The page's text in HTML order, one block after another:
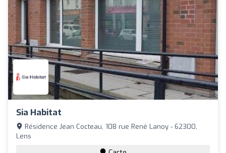
Sia Habitat
Résidence Jean Cocteau, 108 rue René Lanoy - 62300,
Lens